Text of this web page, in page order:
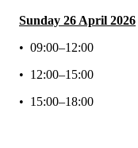
Sunday 26 April 2026
• 09:00–12:00
• 12:00–15:00
• 15:00–18:00